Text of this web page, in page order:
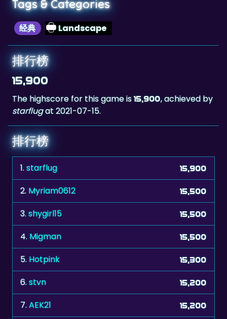
经典 Landscape
排行榜
15,900
The highscore for this game is
starflugat 2021-07-15.
排行榜
1.starflug
2.Myriam0612 15,500
3. shygirl15 15,500
4.Migman 15,500
5. Hotpink 15,300
6. stvn 15,200
7. AEK21 15,200
8. RL.Bologna.Ita 15,100